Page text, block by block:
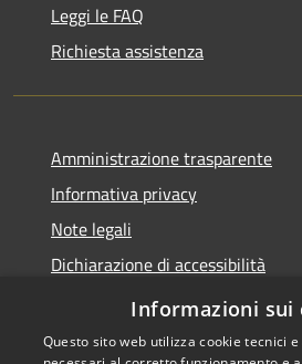
Leggi le FAQ
Richiesta assistenza
Amministrazione trasparente
Informativa privacy
Note legali
Dichiarazione di accessibilità
Obbietivi di accessibilità
Informazioni sui
Questo sito web utilizza cookie tecnici